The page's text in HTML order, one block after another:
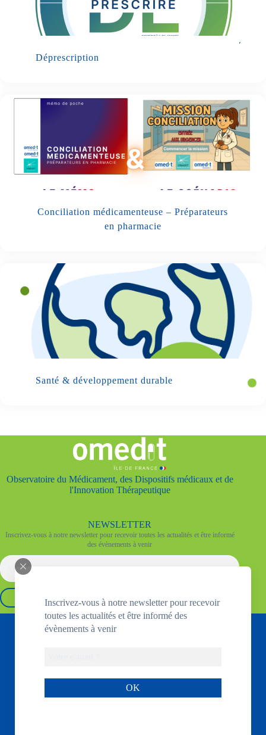
Inscrivez-vous à notre newsletter pour recevoir
toutes les actualités et être informé des
évènements à venir
Déprescription
Conciliation médicamenteuse – Préparateurs
en pharmacie
Santé & développement durable
Observatoire du Médicament, des Dispositifs médicaux et de
l'Innovation Thérapeutique
NEWSLETTER
Inscrivez-vous à notre newsletter pour recevoir toutes les actualités et être informé
des évènements à venir
Copyright © 2026 - OMEDIT IDF
Contact
Flux RSS actualités